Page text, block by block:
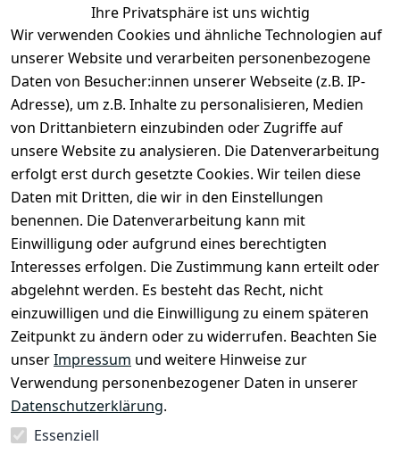
Ihre Privatsphäre ist uns wichtig
Wir verwenden Cookies und ähnliche Technologien auf
unserer Website und verarbeiten personenbezogene
Daten von Besucher:innen unserer Webseite (z.B. IP-
Adresse), um z.B. Inhalte zu personalisieren, Medien
von Drittanbietern einzubinden oder Zugriffe auf
unsere Website zu analysieren. Die Datenverarbeitung
erfolgt erst durch gesetzte Cookies. Wir teilen diese
Daten mit Dritten, die wir in den Einstellungen
benennen. Die Datenverarbeitung kann mit
Einwilligung oder aufgrund eines berechtigten
Interesses erfolgen. Die Zustimmung kann erteilt oder
abgelehnt werden. Es besteht das Recht, nicht
einzuwilligen und die Einwilligung zu einem späteren
Zeitpunkt zu ändern oder zu widerrufen. Beachten Sie
unserImpressum und weitere Hinweise zur
Verwendung personenbezogener Daten in unserer
Datenschutzerklärung.
Essenziell
Rechtliches
Impressum
AGB
Datenschutze
rklärung
Widerrufsbe
lehrung
Muster-
Widerrufsfo
rmular
Barrierefreihe
itserklärung
Kontakt
Kontakt
Registrieren